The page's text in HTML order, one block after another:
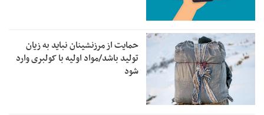
حمایت از مرزنشینان نباید به زیان
تولید باشد/مواد اولیه با کولبری وارد
شود